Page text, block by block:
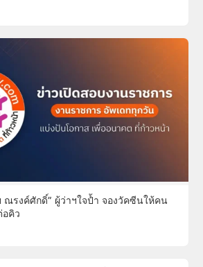
ณรงค์ศักดิ์” ผู้ว่าฯใจป้ำ จองวัคซีนให้คน
อคิว